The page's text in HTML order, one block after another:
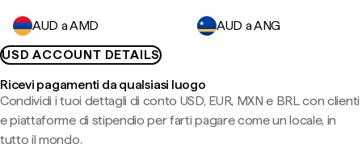
AUD a AMD
AUD a ANG
USD ACCOUNT DETAILS
Ricevi pagamenti da qualsiasi luogo
Condividi i tuoi dettagli di conto USD, EUR, MXN e BRL con clienti
e piattaforme di stipendio per farti pagare come un locale, in
tutto il mondo.